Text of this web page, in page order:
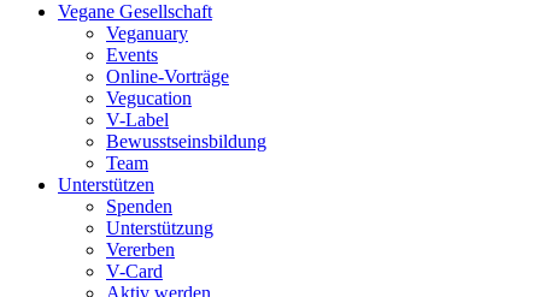
Vegane Gesellschaft
Veganuary
Events
Online-Vorträge
Vegucation
V-Label
Bewusstseinsbildung
Team
Unterstützen
Spenden
Unterstützung
Vererben
V-Card
Aktiv werden